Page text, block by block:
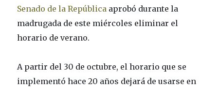
Senado de la República aprobó durante la
madrugada de este miércoles eliminar el
horario de verano.
A partir del 30 de octubre, el horario que se
implementó hace 20 años dejará de usarse en